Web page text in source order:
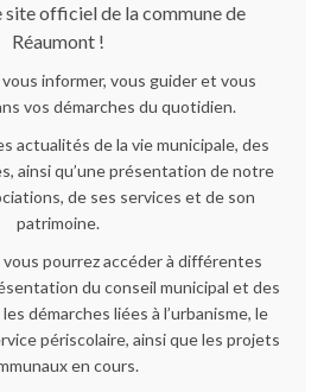
site officiel de la commune de
Réaumont !
informer, vous guider et vous
vos démarches du quotidien.
actualités de la vie municipale, des
ainsi qu’une présentation de notre
de ses services et de son
patrimoine.
pourrez accéder à différentes
du conseil municipal et des
démarches liées à l’urbanisme, le
périscolaire, ainsi que les projets
en cours.